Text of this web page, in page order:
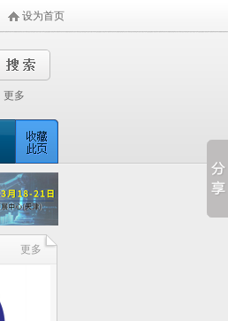
设为首页
更多
更多